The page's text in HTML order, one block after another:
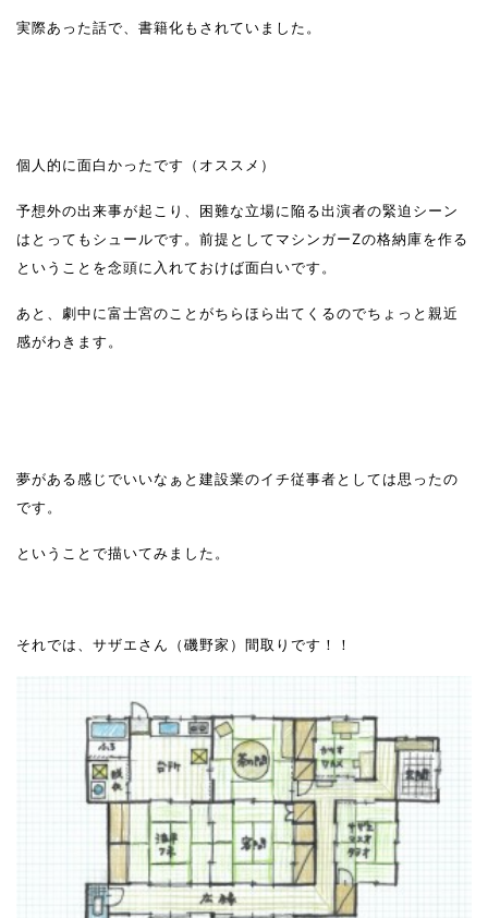
実際あった話で、書籍化もされていました。
個人的に面白かったです（オススメ）
予想外の出来事が起こり、困難な立場に陥る出演者の緊迫シーン
はとってもシュールです。前提としてマシンガーZの格納庫を作る
ということを念頭に入れておけば面白いです。
あと、劇中に富士宮のことがちらほら出てくるのでちょっと親近
感がわきます。
夢がある感じでいいなぁと建設業のイチ従事者としては思ったの
です。
ということで描いてみました。
それでは、サザエさん（磯野家）間取りです！！